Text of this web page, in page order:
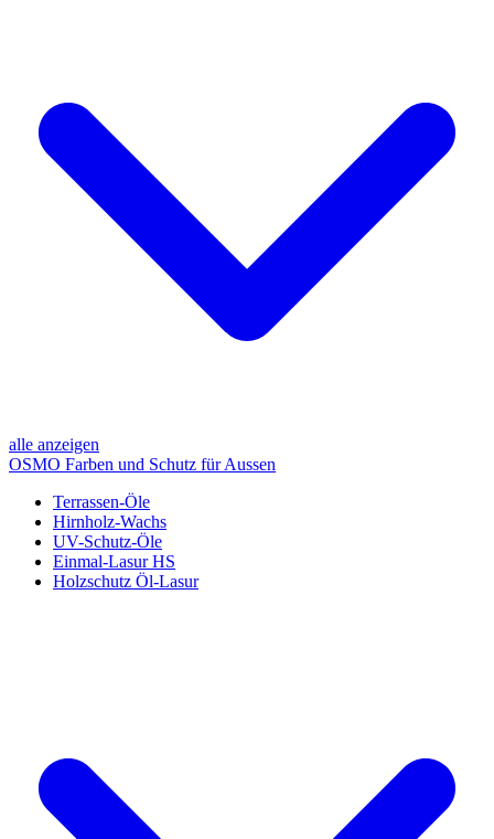
alle anzeigen
OSMO Farben und Schutz für Aussen
Terrassen-Öle
Hirnholz-Wachs
UV-Schutz-Öle
Einmal-Lasur HS
Holzschutz Öl-Lasur